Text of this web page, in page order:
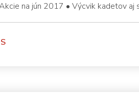
na jún 2017 • Výcvik kadetov aj